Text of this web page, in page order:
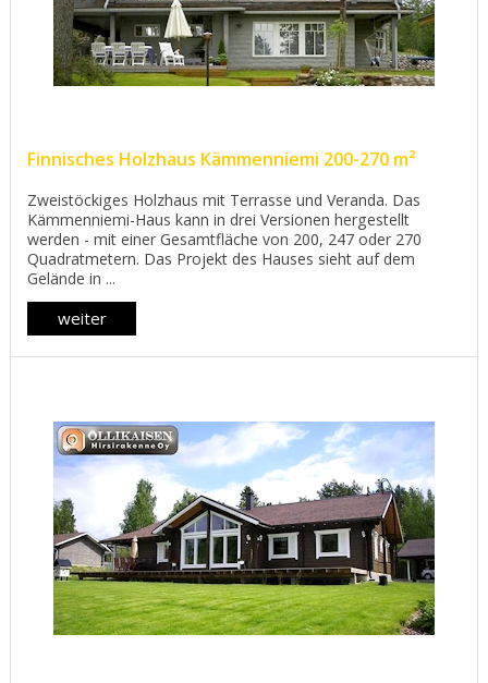
Finnisches Holzhaus Kämmenniemi 200-270 m²
Zweistöckiges Holzhaus mit Terrasse und Veranda. Das
Kämmenniemi-Haus kann in drei Versionen hergestellt
werden - mit einer Gesamtfläche von 200, 247 oder 270
Quadratmetern. Das Projekt des Hauses sieht auf dem
Gelände in ...
weiter